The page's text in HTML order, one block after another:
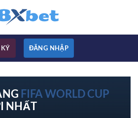
ĐĂNG NHẬP
FIFA WORLD CUP
NHẤT